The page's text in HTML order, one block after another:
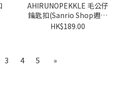
AHIRUNOPEKKLE 毛公仔
鑰匙扣(Sanrio Shop週年
系列)
HK$189.00
3 4 5 »